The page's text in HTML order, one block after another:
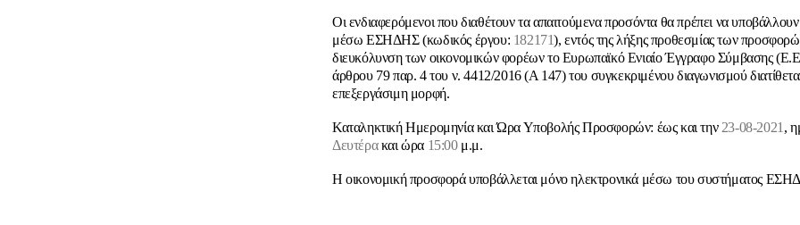
Οι ενδιαφερόμενοι που διαθέτουν τα απαιτούμενα προσόντα θα πρέπει να
μέσω ΕΣΗΔΗΣ (κωδικός έργου: 182171), εντός της λήξης προθεσμίας των
διευκόλυνση των οικονομικών φορέων το Ευρωπαϊκό Ενιαίο Έγγραφο Σύμβασης
άρθρου 79 παρ. 4 του ν. 4412/2016 (Α 147) του συγκεκριμένου διαγωνισμού
επεξεργάσιμη μορφή.
Καταληκτική Ημερομηνία και Ώρα Υποβολής Προσφορών: έως και την 23-08-2021 ,
Δευτέρακαι ώρα 15:00μ.μ.
Η οικονομική προσφορά υποβάλλεται μόνο ηλεκτρονικά μέσω του συστήματος